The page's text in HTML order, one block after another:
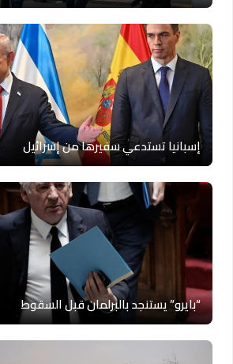
إسبانيا تستدعي سفيرها من إسرائيل
“بايرو” يستنجد بالبرلمان قبل السقوط